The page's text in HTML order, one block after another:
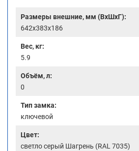
Размеры внешние, мм (ВхШхГ):
642x383x186
Вес, кг:
5.9
Объём, л:
0
Тип замка:
ключевой
Цвет:
светло серый Шагрень (RAL 7035)